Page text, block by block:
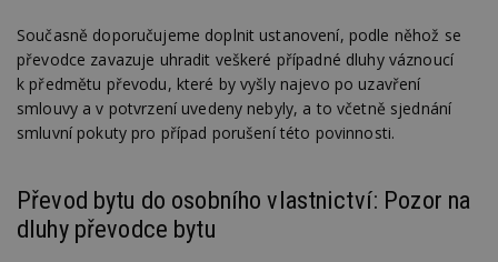
Současně doporučujeme doplnit ustanovení, podle něhož se
převodce zavazuje uhradit veškeré případné dluhy váznoucí
k předmětu převodu, které by vyšly najevo po uzavření
smlouvy a v potvrzení uvedeny nebyly, a to včetně sjednání
smluvní pokuty pro případ porušení této povinnosti.
Převod bytu do osobního vlastnictví: Pozor na
dluhy převodce bytu